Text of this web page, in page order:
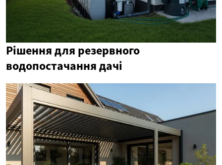
Рішення для резервного
водопостачання дачі